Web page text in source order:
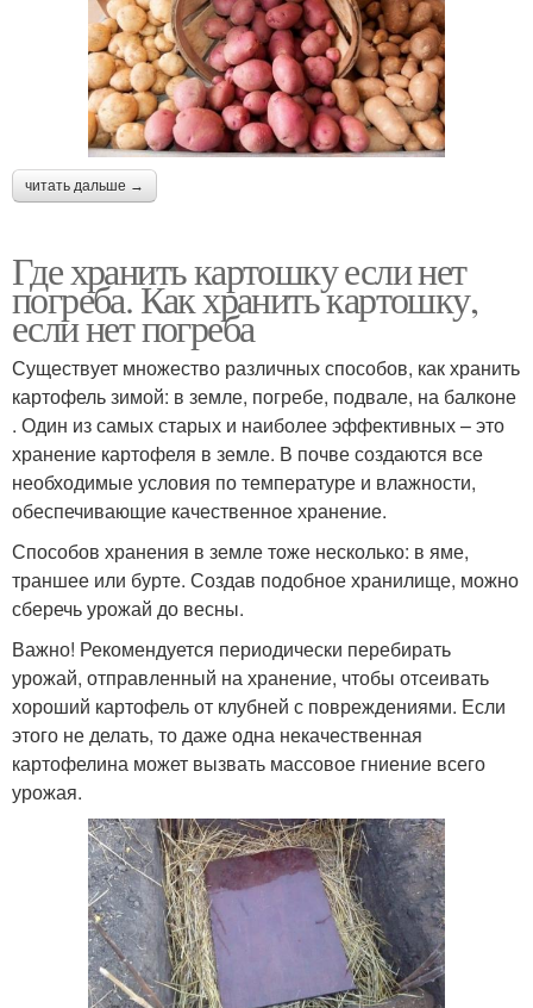
читать дальше →
Где хранить картошку если нет
погреба. Как хранить картошку,
если нет погреба
Существует множество различных способов, как хранить
картофель зимой: в земле, погребе, подвале, на балконе
. Один из самых старых и наиболее эффективных – это
хранение картофеля в земле. В почве создаются все
необходимые условия по температуре и влажности,
обеспечивающие качественное хранение.
Способов хранения в земле тоже несколько: в яме,
траншее или бурте. Создав подобное хранилище, можно
сберечь урожай до весны.
Важно! Рекомендуется периодически перебирать
урожай, отправленный на хранение, чтобы отсеивать
хороший картофель от клубней с повреждениями. Если
этого не делать, то даже одна некачественная
картофелина может вызвать массовое гниение всего
урожая.